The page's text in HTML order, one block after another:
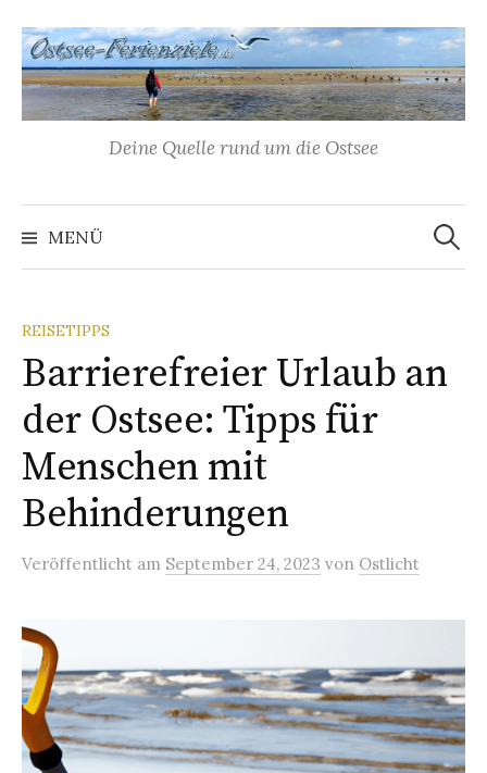
zum
Inhalt
Deine Quelle rund um die Ostsee
MENÜ
Suchen
nach:
REISETIPPS
Barrierefreier Urlaub an
der Ostsee: Tipps für
Menschen mit
Behinderungen
Veröffentlicht am September 24, 2023 von Ostlicht